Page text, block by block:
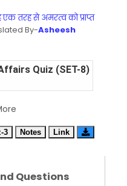
तरह से अमरत्व को प्राप्त
By-Asheesh
Quiz (SET-8) in
Quiz (SET-6) in
Quiz (SET-4) in
3 Notes Link
Questions